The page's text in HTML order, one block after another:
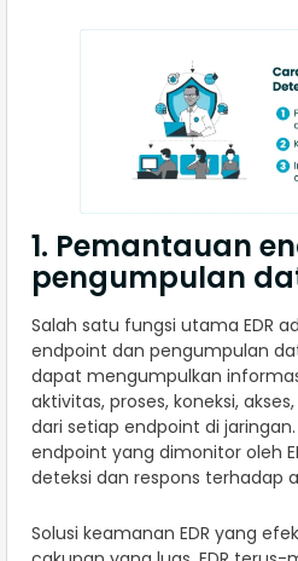
1. Pemantauan
pengumpulan
Salah satu fungsi utama EDR
endpoint dan pengumpulan
dapat mengumpulkan
aktivitas, proses, koneksi,
dari setiap endpoint di
endpoint yang dimonitor oleh
deteksi dan respons terhadap
Solusi keamanan EDR yang